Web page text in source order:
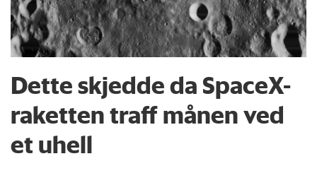
Dette skjedde da SpaceX-
raketten traff månen ved
et uhell